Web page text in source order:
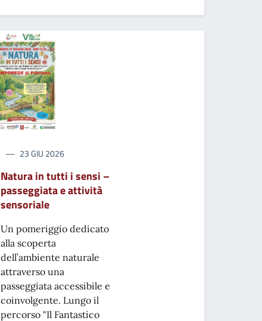
23 GIU 2026
Natura in tutti i sensi –
passeggiata e attività
sensoriale
Un pomeriggio dedicato
alla scoperta
dell’ambiente naturale
attraverso una
passeggiata accessibile e
coinvolgente. Lungo il
percorso "Il Fantastico